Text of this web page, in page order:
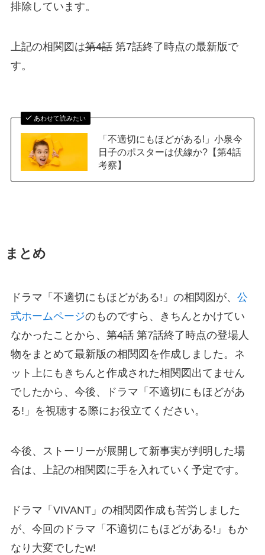
排除しています。
上記の相関図は第4話第7話終了時点の最新版で
す。
あわせて読みたい
「不適切にもほどがある!」小泉今
日子のポスターは伏線か?【第4話
考察】
まとめ
ドラマ「不適切にもほどがある!」の相関図が、 公
式ホームページのものですら、きちんとかけてい
なかったことから、 第4話第7話終了時点の登場人
物をまとめて最新版の相関図を作成しました。ネ
ット上にもきちんと作成された相関図出てません
でしたから、今後、ドラマ「不適切にもほどがあ
る!」を視聴する際にお役立てください。
今後、ストーリーが展開して新事実が判明した場
合は、上記の相関図に手を入れていく予定です。
ドラマ「VIVANT」の相関図作成も苦労しました
が、今回のドラマ「不適切にもほどがある!」もか
なり大変でしたw!